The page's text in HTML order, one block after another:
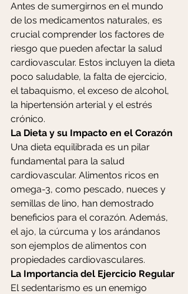
Antes de sumergirnos en el mundo
de los medicamentos naturales, es
crucial comprender los factores de
riesgo que pueden afectar la salud
cardiovascular. Estos incluyen la dieta
poco saludable, la falta de ejercicio,
el tabaquismo, el exceso de alcohol,
la hipertensión arterial y el estrés
crónico.
La Dieta y su Impacto en el Corazón
Una dieta equilibrada es un pilar
fundamental para la salud
cardiovascular. Alimentos ricos en
omega-3, como pescado, nueces y
semillas de lino, han demostrado
beneficios para el corazón. Además,
el ajo, la cúrcuma y los arándanos
son ejemplos de alimentos con
propiedades cardiovasculares.
La Importancia del Ejercicio Regular
El sedentarismo es un enemigo